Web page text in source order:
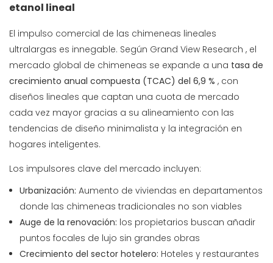
etanol lineal
El impulso comercial de las chimeneas lineales
ultralargas es innegable. Según Grand View Research , el
mercado global de chimeneas se expande a una tasa de
crecimiento anual compuesta (TCAC) del 6,9 % , con
diseños lineales que captan una cuota de mercado
cada vez mayor gracias a su alineamiento con las
tendencias de diseño minimalista y la integración en
hogares inteligentes.
Los impulsores clave del mercado incluyen:
Urbanización: Aumento de viviendas en departamentos
donde las chimeneas tradicionales no son viables
Auge de la renovación: los propietarios buscan añadir
puntos focales de lujo sin grandes obras
Crecimiento del sector hotelero: Hoteles y restaurantes